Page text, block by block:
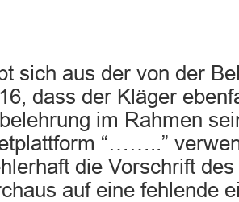
sich aus der von der
dass der Kläger
im Rahmen
“……..”
die Vorschrift des
auf eine fehlende